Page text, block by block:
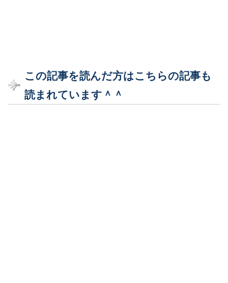
この記事を読んだ方はこちらの記事も
読まれています＾＾